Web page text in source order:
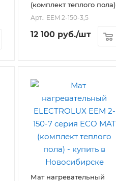
(комплект теплого пола)
Арт.: EEM 2-150-3,5
12 100 руб./шт
Мат нагревательный